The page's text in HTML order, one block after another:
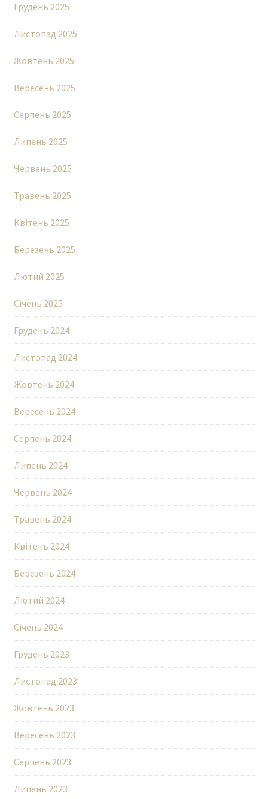
Грудень 2025
Листопад 2025
Жовтень 2025
Вересень 2025
Серпень 2025
Липень 2025
Червень 2025
Травень 2025
Квітень 2025
Березень 2025
Лютий 2025
Січень 2025
Грудень 2024
Листопад 2024
Жовтень 2024
Вересень 2024
Серпень 2024
Липень 2024
Червень 2024
Травень 2024
Квітень 2024
Березень 2024
Лютий 2024
Січень 2024
Грудень 2023
Листопад 2023
Жовтень 2023
Вересень 2023
Серпень 2023
Липень 2023